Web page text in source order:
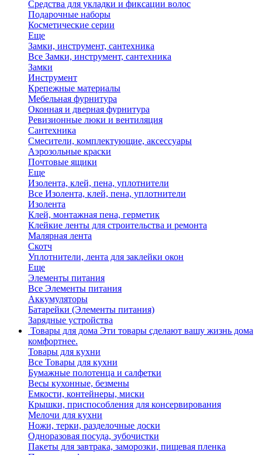
Средства для укладки и фиксации волос
Подарочные наборы
Косметические серии
Еще
Замки, инструмент, сантехника
Все Замки, инструмент, сантехника
Замки
Инструмент
Крепежные материалы
Мебельная фурнитура
Оконная и дверная фурнитура
Ревизионные люки и вентиляция
Сантехника
Смесители, комплектующие, аксессуары
Аэрозольные краски
Почтовые ящики
Еще
Изолента, клей, пена, уплотнители
Все Изолента, клей, пена, уплотнители
Изолента
Клей, монтажная пена, герметик
Клейкие ленты для строительства и ремонта
Малярная лента
Скотч
Уплотнители, лента для заклейки окон
Еще
Элементы питания
Все Элементы питания
Аккумуляторы
Батарейки (Элементы питания)
Зарядные устройства
Товары для дома Эти товары сделают вашу жизнь дома
комфортнее.
Товары для кухни
Все Товары для кухни
Бумажные полотенца и салфетки
Весы кухонные, безмены
Емкости, контейнеры, миски
Крышки, приспособления для консервирования
Мелочи для кухни
Ножи, терки, разделочные доски
Одноразовая посуда, зубочистки
Пакеты для завтрака, заморозки, пищевая пленка